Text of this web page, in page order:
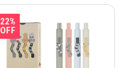
22%
OFF